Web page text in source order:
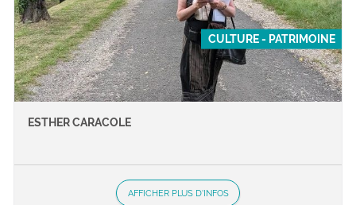
CULTURE - PATRIMOINE
ESTHER CARACOLE
AFFICHER PLUS D'INFOS